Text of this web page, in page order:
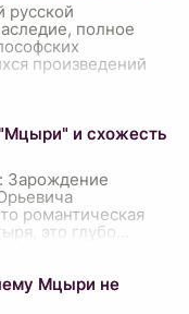
русской
полное
произведений
и схожесть
Зарождение
романтическая
это глубо
Мцыри не